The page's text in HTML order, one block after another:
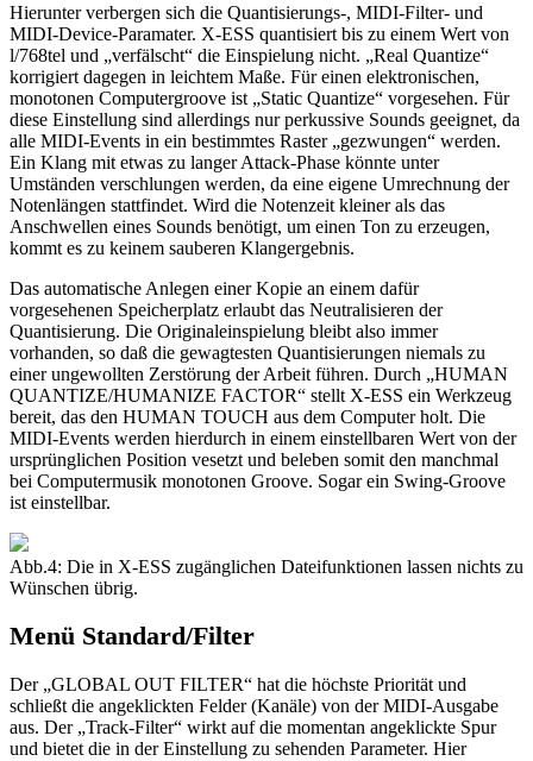
Hierunter verbergen sich die Quantisierungs-, MIDI-Filter- und
MIDI-Device-Paramater. X-ESS quantisiert bis zu einem Wert von
l/768tel und „verfälscht“ die Einspielung nicht. „Real Quantize“
korrigiert dagegen in leichtem Maße. Für einen elektronischen,
monotonen Computergroove ist „Static Quantize“ vorgesehen. Für
diese Einstellung sind allerdings nur perkussive Sounds geeignet, da
alle MIDI-Events in ein bestimmtes Raster „gezwungen“ werden.
Ein Klang mit etwas zu langer Attack-Phase könnte unter
Umständen verschlungen werden, da eine eigene Umrechnung der
Notenlängen stattfindet. Wird die Notenzeit kleiner als das
Anschwellen eines Sounds benötigt, um einen Ton zu erzeugen,
kommt es zu keinem sauberen Klangergebnis.
Das automatische Anlegen einer Kopie an einem dafür
vorgesehenen Speicherplatz erlaubt das Neutralisieren der
Quantisierung. Die Originaleinspielung bleibt also immer
vorhanden, so daß die gewagtesten Quantisierungen niemals zu
einer ungewollten Zerstörung der Arbeit führen. Durch „HUMAN
QUANTIZE/HUMANIZE FACTOR“ stellt X-ESS ein Werkzeug
bereit, das den HUMAN TOUCH aus dem Computer holt. Die
MIDI-Events werden hierdurch in einem einstellbaren Wert von der
ursprünglichen Position vesetzt und beleben somit den manchmal
bei Computermusik monotonen Groove. Sogar ein Swing-Groove
ist einstellbar.
Abb.4: Die in X-ESS zugänglichen Dateifunktionen lassen nichts zu
Wünschen übrig.
Menü Standard/Filter
Der „GLOBAL OUT FILTER“ hat die höchste Priorität und
schließt die angeklickten Felder (Kanäle) von der MIDI-Ausgabe
aus. Der „Track-Filter“ wirkt auf die momentan angeklickte Spur
und bietet die in der Einstellung zu sehenden Parameter. Hier